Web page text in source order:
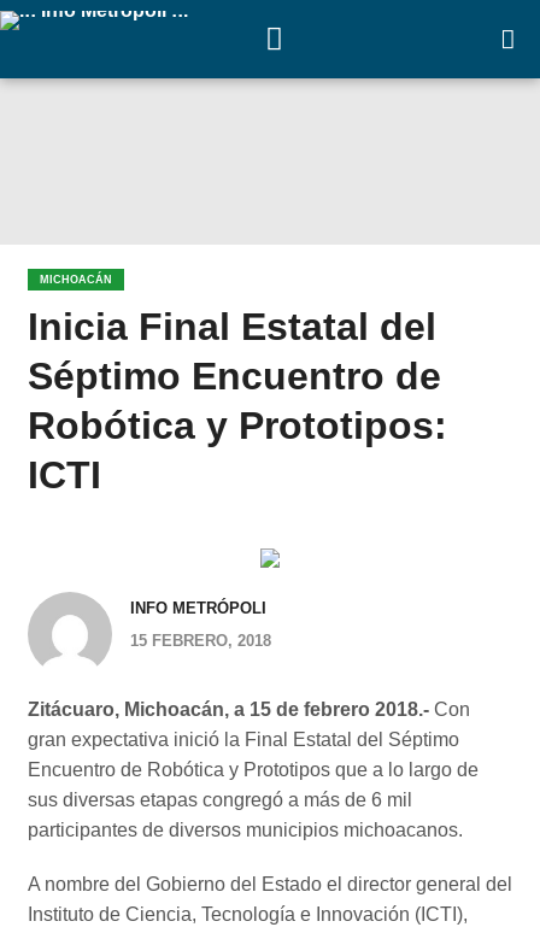
MICHOACÁN
Inicia Final Estatal del
Séptimo Encuentro de
Robótica y Prototipos:
ICTI
INFO METRÓPOLI
15 FEBRERO, 2018
Zitácuaro, Michoacán, a 15 de febrero 2018.-Con
gran expectativa inició la Final Estatal del Séptimo
Encuentro de Robótica y Prototipos que a lo largo de
sus diversas etapas congregó a más de 6 mil
participantes de diversos municipios michoacanos.
A nombre del Gobierno del Estado el director general del
Instituto de Ciencia, Tecnología e Innovación (ICTI),